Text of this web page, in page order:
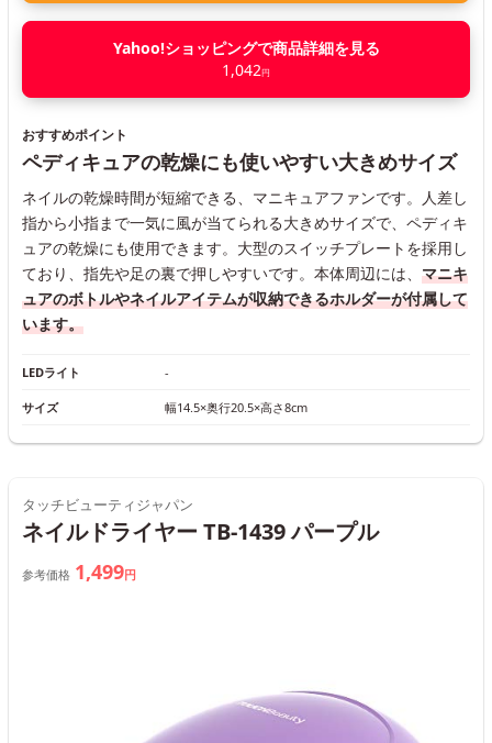
Yahoo!ショッピングで商品詳細を見る
1,042円
おすすめポイント
ペディキュアの乾燥にも使いやすい大きめサイズ
ネイルの乾燥時間が短縮できる、マニキュアファンです。人差し
指から小指まで一気に風が当てられる大きめサイズで、ペディキ
ュアの乾燥にも使用できます。大型のスイッチプレートを採用し
ており、指先や足の裏で押しやすいです。本体周辺には、 マニキ
ュアのボトルやネイルアイテムが収納できるホルダーが付属して
います。
LEDライト -
サイズ 幅14.5×奥行20.5×高さ8cm
タッチビューティジャパン
ネイルドライヤー TB-1439 パープル
参考価格 1,499円